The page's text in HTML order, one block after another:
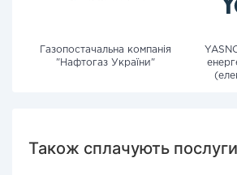
Газопостачальна компанія
"Нафтогаз України"
Також сплачують послуги